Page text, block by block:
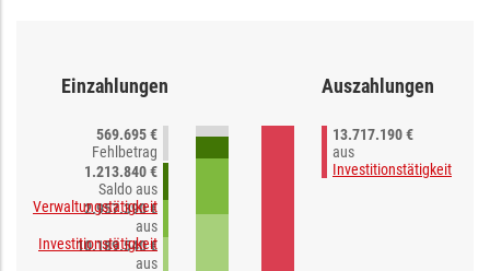
Einzahlungen
569.695 €
Fehlbetrag
1.213.840 €
Saldo aus
Verwaltungstätigkeit
2.957.390 €
aus
Investitionstätigkeit
10.189.540 €
aus
Auszahlungen
13.717.190 €
aus
Investitionstätigkeit